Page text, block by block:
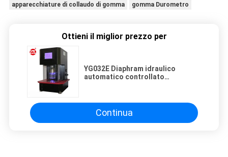
apparecchiature di collaudo di gomma
gomma Durometro
Ottieni il miglior prezzo per
YG032E Diaphram idraulico
automatico controllato
Continua